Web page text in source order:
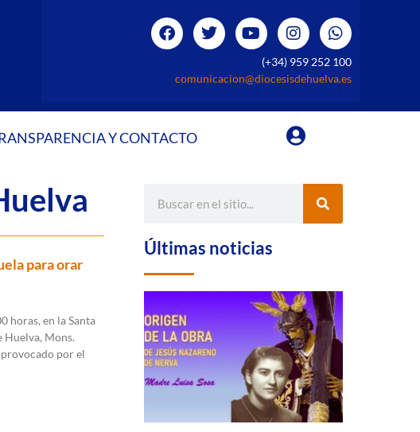
(+34) 959 252 100
comunicacion@diocesisdehuelva.es
Y CONTACTO
para orar
horas, en la Santa
Huelva, Mons.
por el
Últimas noticias